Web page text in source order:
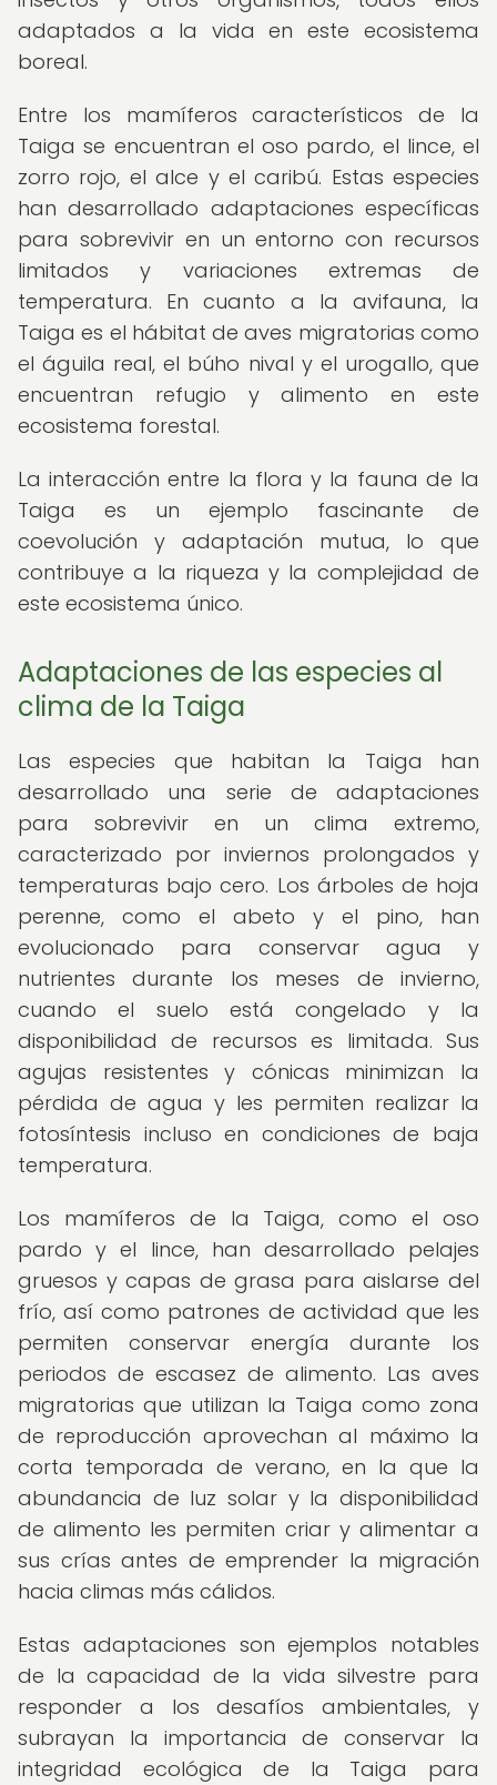
adaptados a la vida en este ecosistema
boreal.
Entre los mamíferos característicos de la
Taiga se encuentran el oso pardo, el lince, el
zorro rojo, el alce y el caribú. Estas especies
han desarrollado adaptaciones específicas
para sobrevivir en un entorno con recursos
limitados y variaciones extremas de
temperatura. En cuanto a la avifauna, la
Taiga es el hábitat de aves migratorias como
el águila real, el búho nival y el urogallo, que
encuentran refugio y alimento en este
ecosistema forestal.
La interacción entre la flora y la fauna de la
Taiga es un ejemplo fascinante de
coevolución y adaptación mutua, lo que
contribuye a la riqueza y la complejidad de
este ecosistema único.
Adaptaciones de las especies al
clima de la Taiga
Las especies que habitan la Taiga han
desarrollado una serie de adaptaciones
para sobrevivir en un clima extremo,
caracterizado por inviernos prolongados y
temperaturas bajo cero. Los árboles de hoja
perenne, como el abeto y el pino, han
evolucionado para conservar agua y
nutrientes durante los meses de invierno,
cuando el suelo está congelado y la
disponibilidad de recursos es limitada. Sus
agujas resistentes y cónicas minimizan la
pérdida de agua y les permiten realizar la
fotosíntesis incluso en condiciones de baja
temperatura.
Los mamíferos de la Taiga, como el oso
pardo y el lince, han desarrollado pelajes
gruesos y capas de grasa para aislarse del
frío, así como patrones de actividad que les
permiten conservar energía durante los
periodos de escasez de alimento. Las aves
migratorias que utilizan la Taiga como zona
de reproducción aprovechan al máximo la
corta temporada de verano, en la que la
abundancia de luz solar y la disponibilidad
de alimento les permiten criar y alimentar a
sus crías antes de emprender la migración
hacia climas más cálidos.
Estas adaptaciones son ejemplos notables
de la capacidad de la vida silvestre para
responder a los desafíos ambientales, y
subrayan la importancia de conservar la
integridad ecológica de la Taiga para